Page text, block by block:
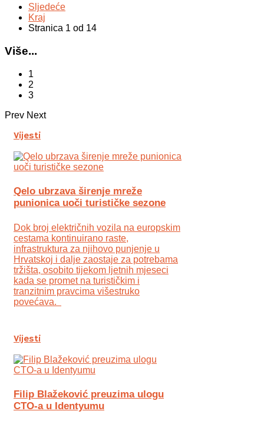
Sljedeće
Kraj
Stranica 1 od 14
Više...
1
2
3
Prev Next
Vijesti
Qelo ubrzava širenje mreže
punionica uoči turističke sezone
Dok broj električnih vozila na europskim
cestama kontinuirano raste,
infrastruktura za njihovo punjenje u
Hrvatskoj i dalje zaostaje za potrebama
tržišta, osobito tijekom ljetnih mjeseci
kada se promet na turističkim i
tranzitnim pravcima višestruko
povećava.
Vijesti
Filip Blažeković preuzima ulogu
CTO-a u Identyumu